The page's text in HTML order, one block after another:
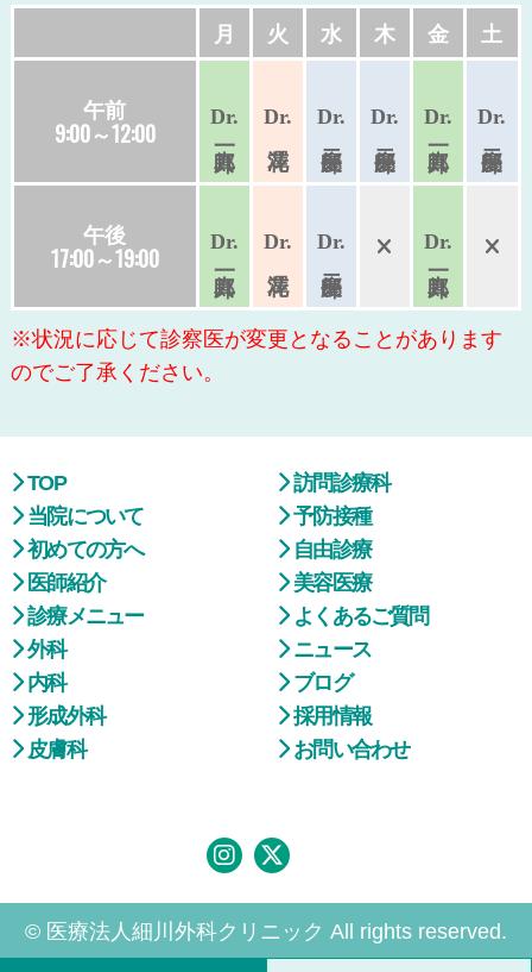
月 火 水 木 金 土
午前
9:00～12:00
Dr. Dr. Dr. Dr. Dr. Dr.
午後
17:00～19:00
Dr. Dr. Dr. Dr.
※状況に応じて診察医が変更となることがあります
のでご了承ください。
TOP
当院について
初めての方へ
医師紹介
診療メニュー
外科
内科
形成外科
皮膚科
訪問診療科
予防接種
自由診療
美容医療
よくあるご質問
ニュース
ブログ
採用情報
お問い合わせ
© 医療法人細川外科クリニック All rights reserved.